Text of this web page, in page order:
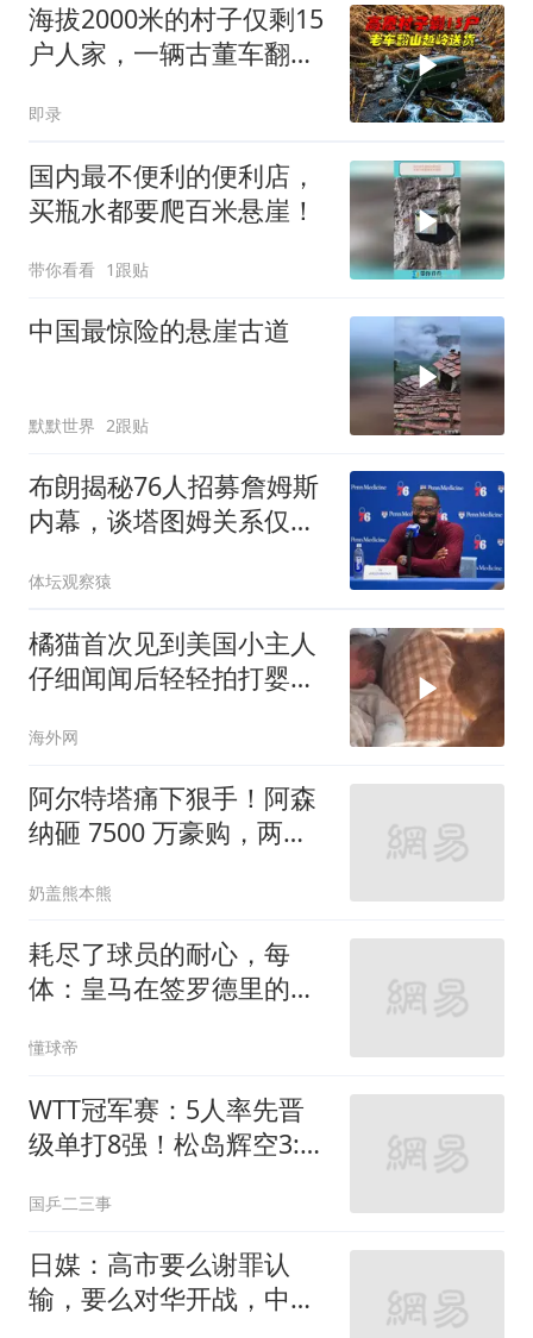
海拔2000米的村子仅剩15
户人家，一辆古董车翻越
生活
即录
国内最不便利的便利店，
买瓶水都要爬百米悬崖！
带你看看 1跟贴
中国最惊险的悬崖古道
默默世界 2跟贴
布朗揭秘76人招募詹姆斯
内幕，谈塔图姆关系仅剩
体坛观察猿
橘猫首次见到美国小主人
仔细闻闻后轻轻拍打婴儿
海外网
阿尔特塔痛下狠手！阿森
纳砸 7500 万豪购，两大
奶盖熊本熊
耗尽了球员的耐心，每
体：皇马在签罗德里的交
懂球帝
WTT冠军赛：5人率先晋
级单打8强！松岛辉空3:0
国乒二三事
日媒：高市要么谢罪认
输，要么对华开战，中日